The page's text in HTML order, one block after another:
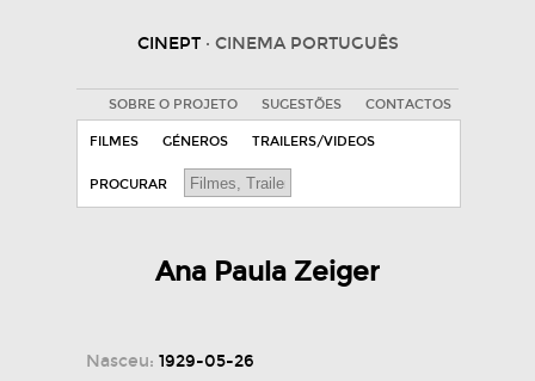
CINEPT · CINEMA PORTUGUÊS
SOBRE O PROJETO SUGESTÕES CONTACTOS
FILMES GÉNEROS TRAILERS/VIDEOS
PROCURAR
Ana Paula Zeiger
Nasceu: 1929-05-26